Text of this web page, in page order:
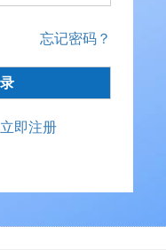
忘记密码？
立即注册